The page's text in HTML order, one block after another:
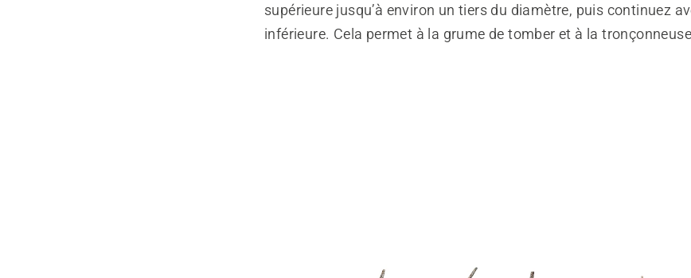
supérieure jusqu’à environ un tiers du diamètre, puis continuez
inférieure. Cela permet à la grume de tomber et à la